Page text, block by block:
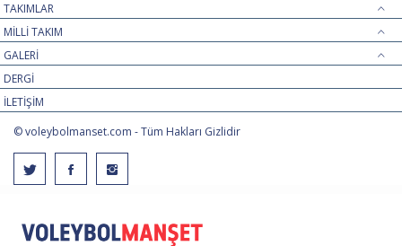
TAKIMLAR
MİLLİ TAKIM
GALERİ
DERGİ
İLETİŞİM
© voleybolmanset.com - Tüm Hakları Gizlidir